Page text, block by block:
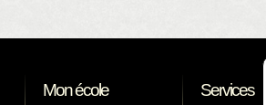
Mon école Services